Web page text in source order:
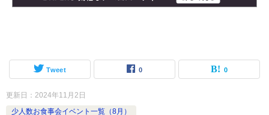
Tweet 0 0
更新日： 2024年11月2日
少人数お食事会イベント一覧（8月）